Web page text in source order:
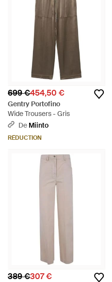
699 €454,50 €
Gentry Portofino
Wide Trousers - Gris
De Miinto
RÉDUCTION
389 €307 €